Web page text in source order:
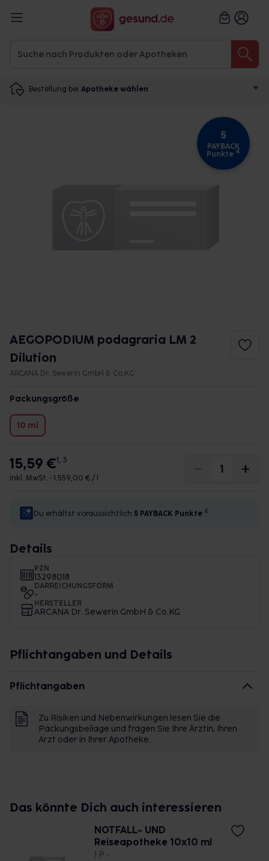
Bestellung bei Apotheke wählen
5
PAYBACK
Punkte 4
AEGOPODIUM podagraria LM 2
Dilution
ARCANA Dr. Sewerin GmbH & Co.KG
Packungsgröße
10 ml
15,59 €1, 3
inkl. MwSt. • 1.559,00 € / l
Du erhältst voraussichtlich 5 PAYBACK Punkte 4
Details
PZN
13298018
DARREICHUNGSFORM
-
HERSTELLER
ARCANA Dr. Sewerin GmbH & Co.KG
Pflichtangaben und Details
Pflichtangaben
Zu Risiken und Nebenwirkungen lesen Sie die
Packungsbeilage und fragen Sie Ihre Ärztin, Ihren
Arzt oder in Ihrer Apotheke.
Das könnte Dich auch interessieren
NOTFALL- UND
Reiseapotheke 10x10 ml
1 P •